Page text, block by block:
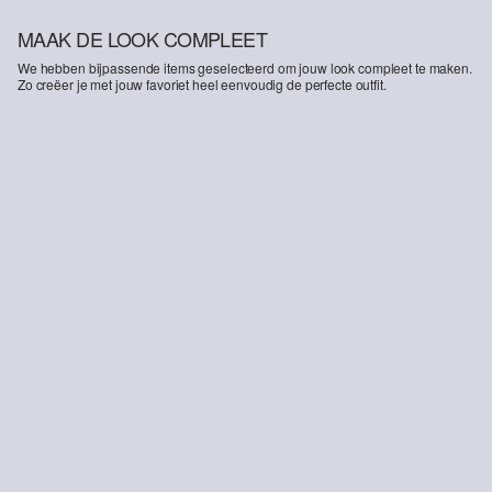
MAAK DE LOOK COMPLEET
We hebben bijpassende items geselecteerd om jouw look compleet te maken.
Zo creëer je met jouw favoriet heel eenvoudig de perfecte outfit.